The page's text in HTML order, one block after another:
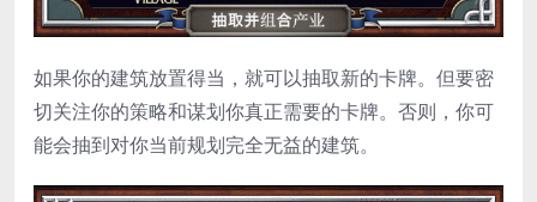
如果你的建筑放置得当，就可以抽取新的卡牌。但要密
切关注你的策略和谋划你真正需要的卡牌。否则，你可
能会抽到对你当前规划完全无益的建筑。